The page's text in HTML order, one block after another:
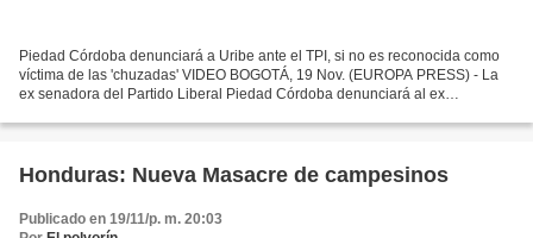
Piedad Córdoba denunciará a Uribe ante el TPI, si no es reconocida como
víctima de las 'chuzadas' VIDEO BOGOTÁ, 19 Nov. (EUROPA PRESS) - La
ex senadora del Partido Liberal Piedad Córdoba denunciará al ex
Honduras: Nueva Masacre de campesinos
Publicado en 19/11/p. m. 20:03